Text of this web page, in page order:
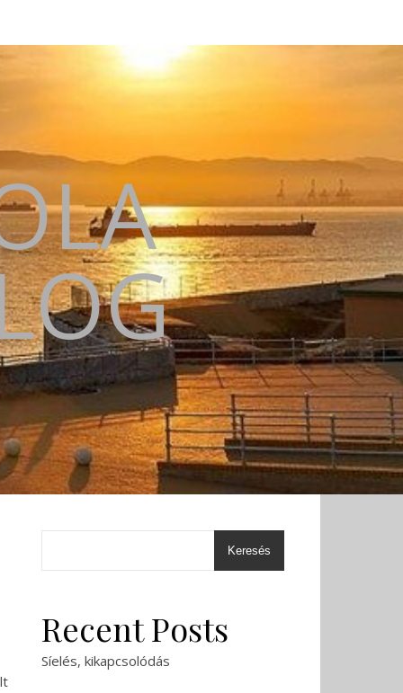
Keresés
Recent Posts
Síelés, kikapcsolódás